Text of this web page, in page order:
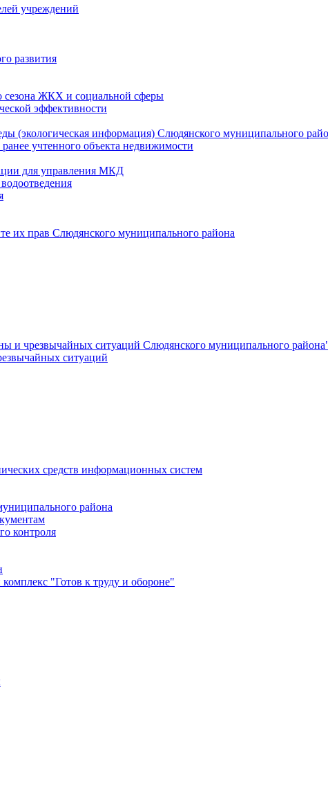
учреждений
развития
сезона ЖКХ и социальной сферы
эффективности
(экологическая информация) Слюдянского муниципального
учтенного объекта недвижимости
для управления МКД
их прав Слюдянского муниципального района
и чрезвычайных ситуаций Слюдянского муниципального
ситуаций
средств информационных систем
района
контроля
"Готов к труду и обороне"